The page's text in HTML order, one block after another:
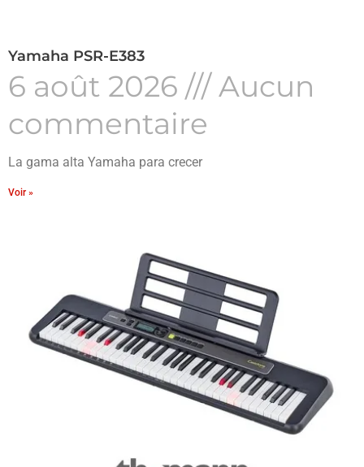
Yamaha PSR-E383
6 août 2026
Aucun
commentaire
La gama alta Yamaha para crecer
Voir »